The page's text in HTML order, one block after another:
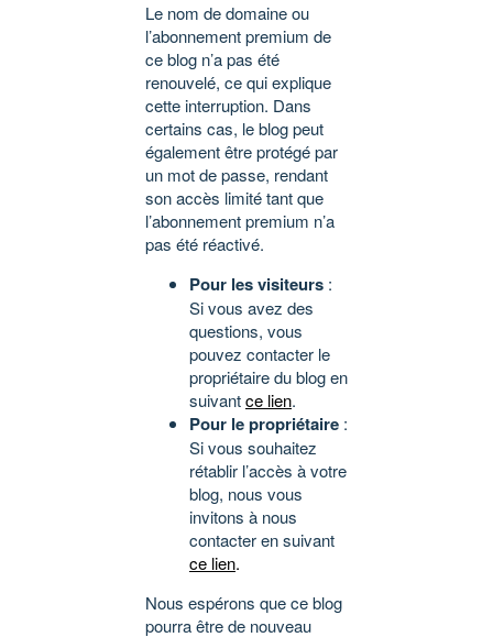
Le nom de domaine ou
l’abonnement premium de
ce blog n’a pas été
renouvelé, ce qui explique
cette interruption. Dans
certains cas, le blog peut
également être protégé par
un mot de passe, rendant
son accès limité tant que
l’abonnement premium n’a
pas été réactivé.
Pour les visiteurs :
Si vous avez des
questions, vous
pouvez contacter le
propriétaire du blog en
suivantce lien.
Pour le propriétaire :
Si vous souhaitez
rétablir l’accès à votre
blog, nous vous
invitons à nous
contacter en suivant
ce lien.
Nous espérons que ce blog
pourra être de nouveau